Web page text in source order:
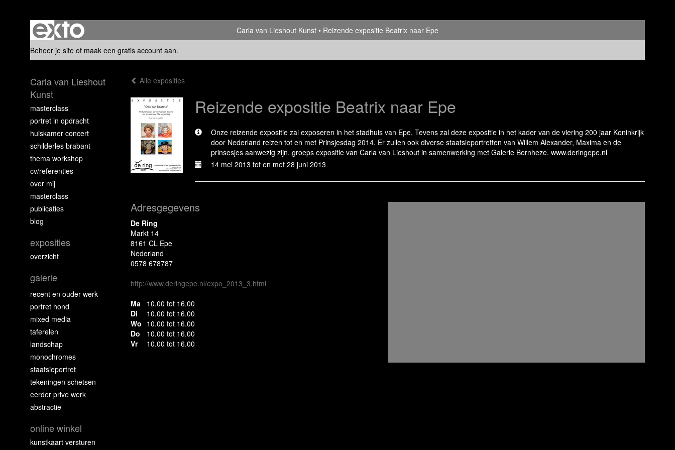
Carla van Lieshout Kunst
Reizende expositie Beatrix naar Epe
Beheer je site of maak een gratis account aan.
Alle exposities
Reizende expositie Beatrix naar Epe
Onze reizende expositie zal exposeren in het stadhuis van Epe, Tevens zal deze expositie in het kader van de viering 200 jaar Koninkrijk
door Nederland reizen tot en met Prinsjesdag 2014. Er zullen ook diverse staatsieportretten van Willem Alexander, Maxima en de
prinsesjes aanwezig zijn. groeps expositie van Carla van Lieshout in samenwerking met Galerie Bernheze. www.deringepe.nl
14 mei 2013 tot en met 28 juni 2013
Adresgegevens
De Ring
Markt 14
8161 CL Epe
Nederland
0578 678787
http://www.deringepe.nl/expo_2013_3.html
Ma
10.00 tot 16.00
Di
10.00 tot 16.00
Wo 10.00 tot 16.00
Do
10.00 tot 16.00
Vr
10.00 tot 16.00
Carla van Lieshout
Kunst
masterclass
portret in opdracht
huiskamer concert
schilderles brabant
thema workshop
cv/referenties
over mij
masterclass
publicaties
blog
exposities
overzicht
galerie
recent en ouder werk
portret hond
mixed media
taferelen
landschap
monochromes
staatsieportret
tekeningen schetsen
eerder prive werk
abstractie
online winkel
kunstkaart versturen